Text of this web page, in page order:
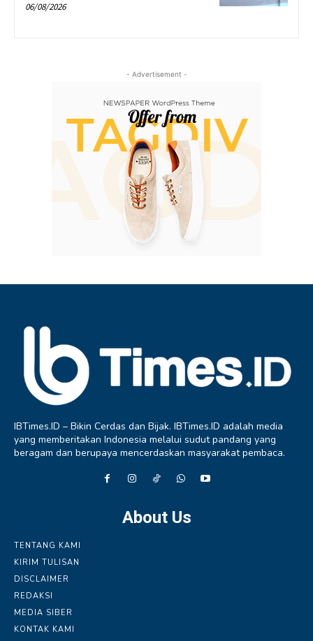
06/08/2026
- Advertisement -
IBTimes.ID – Bikin Cerdas dan Bijak. IBTimes.ID adalah media
yang memberitakan Indonesia melalui sudut pandang yang
beragam dan berupaya mencerdaskan masyarakat pembaca.
About Us
TENTANG KAMI
KIRIM TULISAN
DISCLAIMER
REDAKSI
MEDIA SIBER
KONTAK KAMI